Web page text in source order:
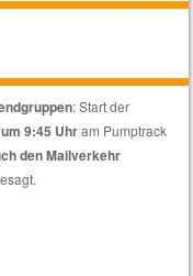
: Start der
9:45 Uhram Pumptrack
den Mailverkehr